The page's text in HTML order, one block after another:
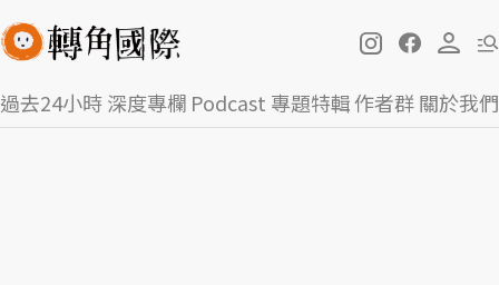
過去24小時深度專欄 Podcast 專題特輯作者群關於我們